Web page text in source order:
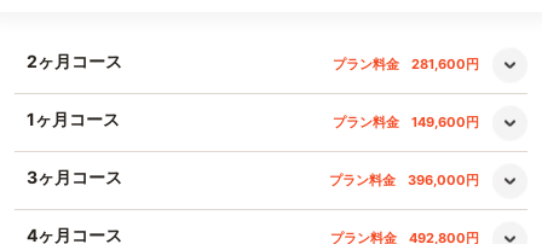
2ヶ月コース プラン料金 281,600円
1ヶ月コース プラン料金 149,600円
3ヶ月コース プラン料金 396,000円
4ヶ月コース プラン料金 492,800円